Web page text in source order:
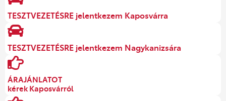
TESZTVEZETÉSRE jelentkezem Kaposvárra
TESZTVEZETÉSRE jelentkezem Nagykanizsára
ÁRAJÁNLATOT
kérek Kaposvárról